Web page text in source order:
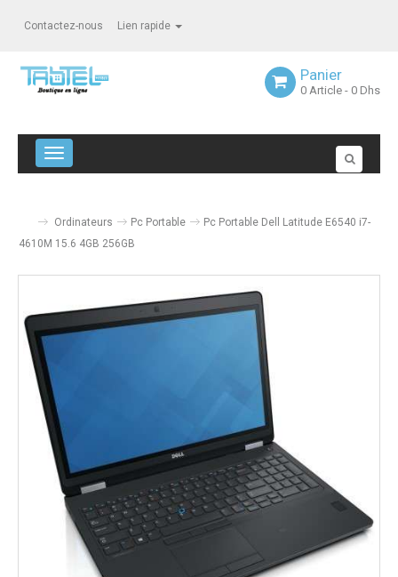
Contactez-nous Lien rapide
Panier
0 Article - 0 Dhs
Navigation bascule
Ordinateurs Pc Portable
Pc Portable Dell Latitude E6540 i7-
4610M 15.6 4GB 256GB